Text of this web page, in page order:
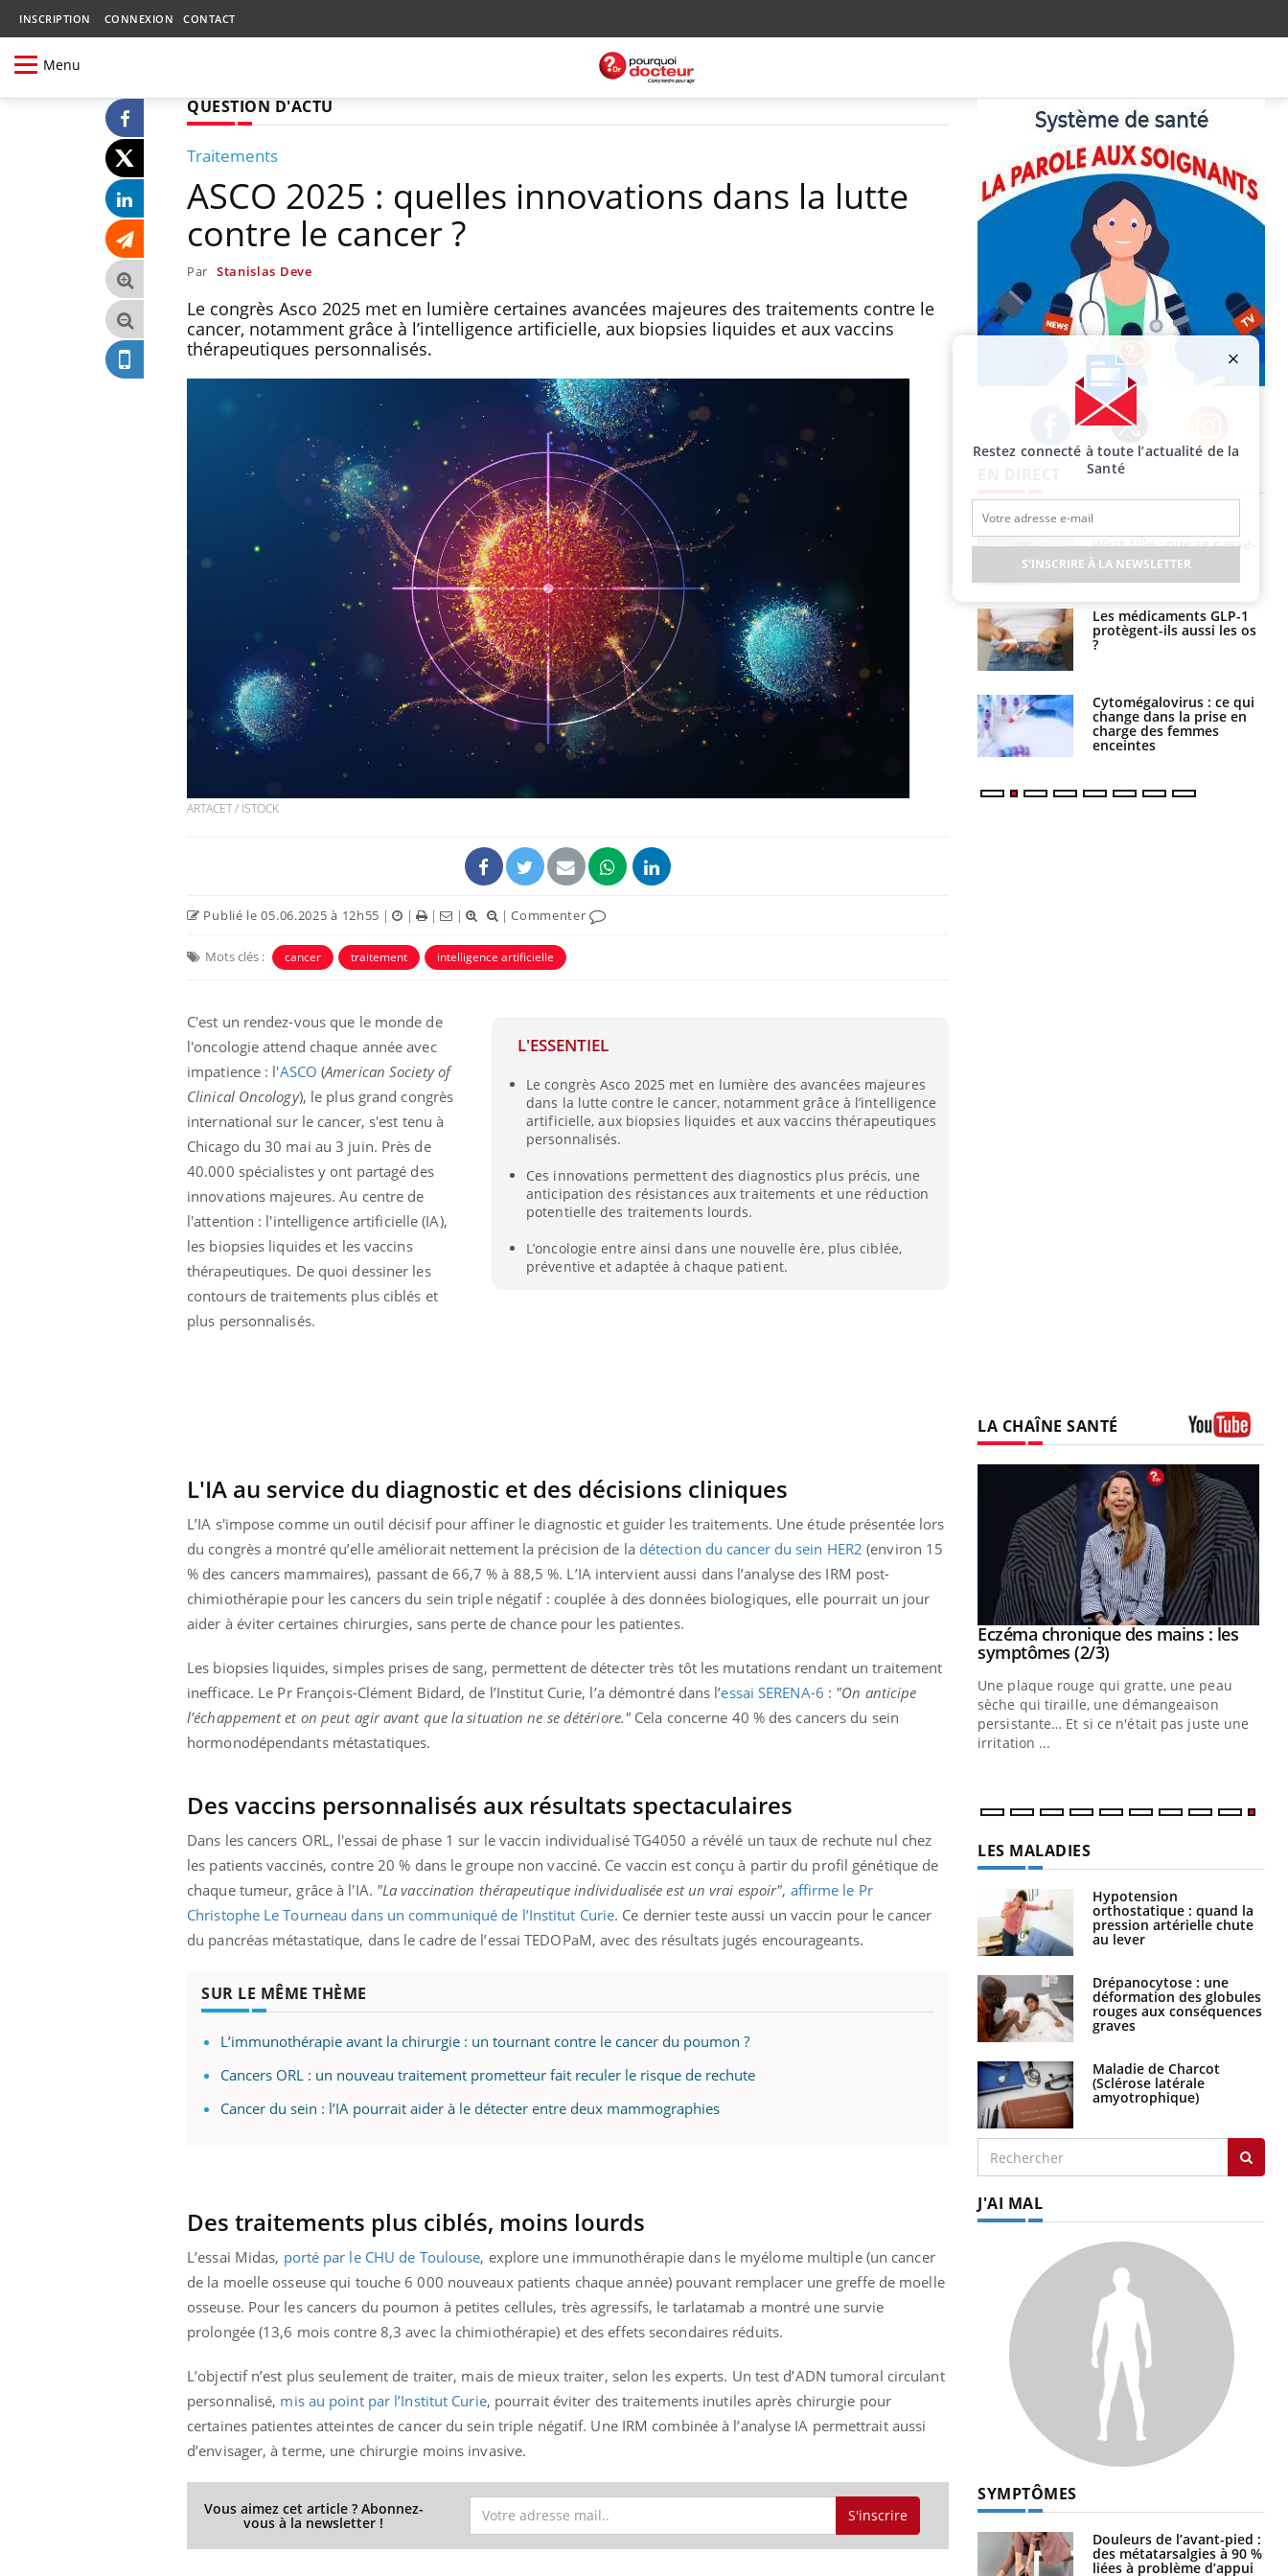
INSCRIPTION CONNEXION CONTACT
Menu
QUESTION D'ACTU
Traitements
ASCO 2025 : quelles innovations dans la lutte
contre le cancer ?
Par Stanislas Deve
Le congrès Asco 2025 met en lumière certaines avancées majeures des traitements contre le
cancer, notamment grâce à l’intelligence artificielle, aux biopsies liquides et aux vaccins
thérapeutiques personnalisés.
ARTACET / ISTOCK
Publié le 05.06.2025 à 12h55 | | | | |Commenter
Mots clés : cancer traitement intelligence artificielle
L'ESSENTIEL
Le congrès Asco 2025 met en lumière des avancées majeures
dans la lutte contre le cancer, notamment grâce à l’intelligence
artificielle, aux biopsies liquides et aux vaccins thérapeutiques
personnalisés.
Ces innovations permettent des diagnostics plus précis, une
anticipation des résistances aux traitements et une réduction
potentielle des traitements lourds.
L’oncologie entre ainsi dans une nouvelle ère, plus ciblée,
préventive et adaptée à chaque patient.
C'est un rendez-vous que le monde de
l'oncologie attend chaque année avec
impatience : l'ASCO (American Society of
Clinical Oncology), le plus grand congrès
international sur le cancer, s'est tenu à
Chicago du 30 mai au 3 juin. Près de
40.000 spécialistes y ont partagé des
innovations majeures. Au centre de
l'attention : l'intelligence artificielle (IA),
les biopsies liquides et les vaccins
thérapeutiques. De quoi dessiner les
contours de traitements plus ciblés et
plus personnalisés.
L'IA au service du diagnostic et des décisions cliniques
L’IA s'impose comme un outil décisif pour affiner le diagnostic et guider les traitements. Une étude présentée lors
du congrès a montré qu’elle améliorait nettement la précision de la détection du cancer du sein HER2 (environ 15
% des cancers mammaires), passant de 66,7 % à 88,5 %. L’IA intervient aussi dans l’analyse des IRM post-
chimiothérapie pour les cancers du sein triple négatif : couplée à des données biologiques, elle pourrait un jour
aider à éviter certaines chirurgies, sans perte de chance pour les patientes.
Les biopsies liquides, simples prises de sang, permettent de détecter très tôt les mutations rendant un traitement
inefficace. Le Pr François-Clément Bidard, de l’Institut Curie, l’a démontré dans l’essai SERENA-6 : "On anticipe
l’échappement et on peut agir avant que la situation ne se détériore." Cela concerne 40 % des cancers du sein
hormonodépendants métastatiques.
Des vaccins personnalisés aux résultats spectaculaires
Dans les cancers ORL, l'essai de phase 1 sur le vaccin individualisé TG4050 a révélé un taux de rechute nul chez
les patients vaccinés, contre 20 % dans le groupe non vacciné. Ce vaccin est conçu à partir du profil génétique de
chaque tumeur, grâce à l'IA. "La vaccination thérapeutique individualisée est un vrai espoir", affirme le Pr
Christophe Le Tourneau dans un communiqué de l’Institut Curie. Ce dernier teste aussi un vaccin pour le cancer
du pancréas métastatique, dans le cadre de l’essai TEDOPaM, avec des résultats jugés encourageants.
SUR LE MÊME THÈME
L’immunothérapie avant la chirurgie : un tournant contre le cancer du poumon ?
Cancers ORL : un nouveau traitement prometteur fait reculer le risque de rechute
Cancer du sein : l’IA pourrait aider à le détecter entre deux mammographies
Des traitements plus ciblés, moins lourds
L’essai Midas, porté par le CHU de Toulouse, explore une immunothérapie dans le myélome multiple (un cancer
de la moelle osseuse qui touche 6 000 nouveaux patients chaque année) pouvant remplacer une greffe de moelle
osseuse. Pour les cancers du poumon à petites cellules, très agressifs, le tarlatamab a montré une survie
prolongée (13,6 mois contre 8,3 avec la chimiothérapie) et des effets secondaires réduits.
L’objectif n’est plus seulement de traiter, mais de mieux traiter, selon les experts. Un test d’ADN tumoral circulant
personnalisé, mis au point par l’Institut Curie, pourrait éviter des traitements inutiles après chirurgie pour
certaines patientes atteintes de cancer du sein triple négatif. Une IRM combinée à l’analyse IA permettrait aussi
d’envisager, à terme, une chirurgie moins invasive.
Vous aimez cet article ? Abonnez-
vous à la newsletter ! S'inscrire
Facebook Twitter Instagram
Comment oublier les
écrans en vacances ?
Toujours connectés :
comment le travail
empiète de plus en plus
sur nos soirées
Cancer colorectal : une
stratégie simple aurait
West Nile : que se passe-
t-il dans le sud de la
France ?
Les médicaments GLP-1
protègent-ils aussi les os
?
Cytomégalovirus : ce qui
change dans la prise en
charge des femmes
enceintes
LA CHAÎNE SANTÉ
COUP DE FOOD sur le diabèteYoutube
Coup de food sur le diabète, c'est votre
nouveau rendez-vous culinaire qui
bouscule les idées reçues ! Dans cet
épisode, une ...
Youtube
Quand l’entreprise mise sur le bien
"Les rendez-vous de la santé et de la
qualité de vie au travail" de Pourquoi
Docteur reçoivent Régis Blugeon, DRH et
directeur ...
Dans cette vidéo, le Dr Inès Zaraa,
dermatologue à Paris, vous explique
comment protéger vos mains au quotidien
Youtube
Eczéma chronique des mains : les
symptômes (2/3)Youtube
Une plaque rouge qui gratte, une peau
sèche qui tiraille, une démangeaison
persistante… Et si ce n'était pas juste une
irritation ...
LES MALADIES
Hypotension
orthostatique : quand la
pression artérielle chute
au lever
Drépanocytose : une
déformation des globules
rouges aux conséquences
graves
Maladie de Charcot
(Sclérose latérale
amyotrophique)
J'AI MAL
SYMPTÔMES
Douleurs de l’avant-pied :
des métatarsalgies à 90 %
liées à problème d’appui
Restez connecté à toute l’actualité de la
Santé
S'INSCRIRE À LA NEWSLETTER